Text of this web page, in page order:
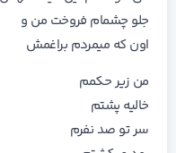
ﺟﻠﻮ ﭼﺸﻤﺎم ﻓﺮوﺧﺖ ﻣﻦ و
اون ﻛﻪ ﻣﻴﻤﺮدم ﺑﺮاﻏﻤﺶ
ﻣﻦ زﻳﺮ ﺣﻜﻤﻢ
ﺧﺎﻟﻴﻪ ﭘﺸﺘﻢ
ﺳﺮ ﺗﻮ ﺻﺪ ﻧﻔﺮم